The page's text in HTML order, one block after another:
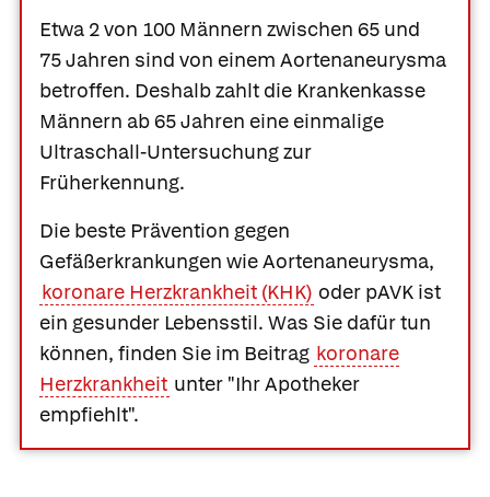
Etwa 2 von 100 Männern zwischen 65 und
75 Jahren sind von einem Aortenaneurysma
betroffen. Deshalb zahlt die Krankenkasse
Männern ab 65 Jahren eine einmalige
Ultraschall-Untersuchung zur
Früherkennung.
Die beste Prävention gegen
Gefäßerkrankungen wie Aortenaneurysma,
koronare Herzkrankheit (KHK) oder pAVK ist
ein gesunder Lebensstil. Was Sie dafür tun
können, finden Sie im Beitrag koronare
Herzkrankheit unter "Ihr Apotheker
empfiehlt".